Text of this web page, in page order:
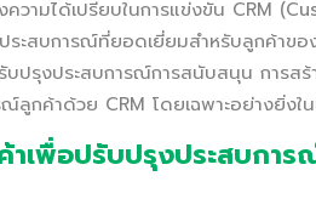
ความได้เปรียบในการแข่งขัน CRM
ะสบการณ์ที่ยอดเยี่ยมสำหรับลูกค้าขอ
รับปรุงประสบการณ์การสนับสนุน การ
ลูกค้าด้วย CRM โดยเฉพาะอย่างยิ่งใ
าเพื่อปรับปรุงประสบกา